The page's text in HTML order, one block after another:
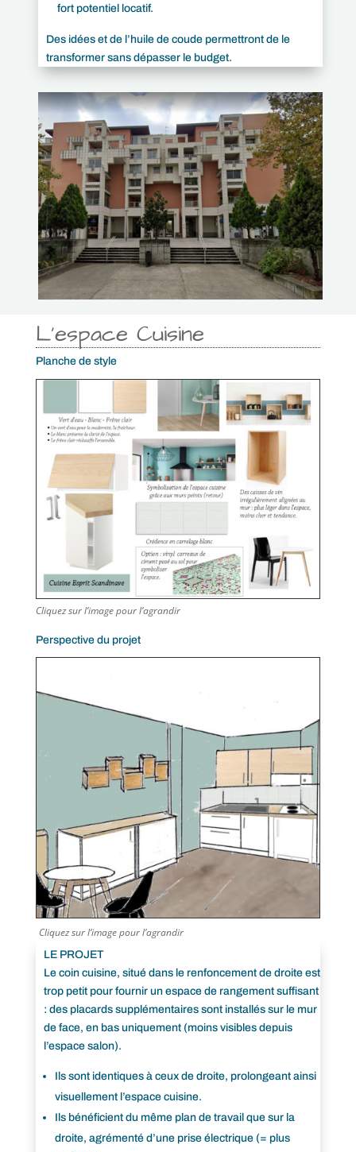
fort potentiel locatif.
Des idées et de l’huile de coude permettront de le
transformer sans dépasser le budget.
L’espace Cuisine
Planche de style
Cliquez sur l’image pour l’agrandir
Perspective du projet
Cliquez sur l’image pour l’agrandir
LE PROJET
Le coin cuisine, situé dans le renfoncement de droite est
trop petit pour fournir un espace de rangement suffisant
: des placards supplémentaires sont installés sur le mur
de face, en bas uniquement (moins visibles depuis
l’espace salon).
Ils sont identiques à ceux de droite, prolongeant ainsi
visuellement l’espace cuisine.
Ils bénéficient du même plan de travail que sur la
droite, agrémenté d’une prise électrique (= plus